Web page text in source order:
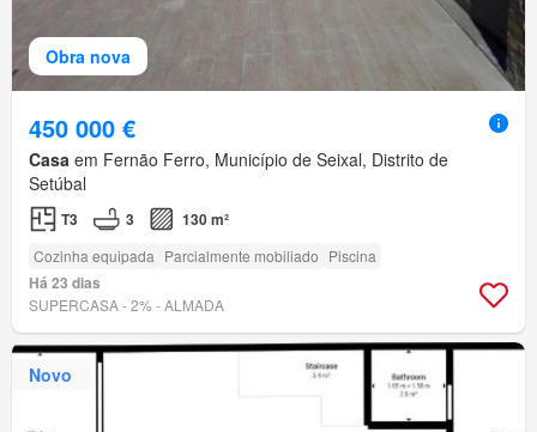
Obra nova
450 000 €
Casa em Fernão Ferro, Município de Seixal, Distrito de
Setúbal
T3 3 130 m²
Cozinha equipada Parcialmente mobiliado Piscina
Há 23 dias
SUPERCASA - 2% - ALMADA
Novo